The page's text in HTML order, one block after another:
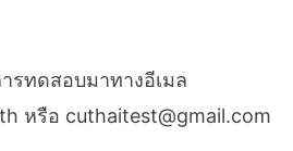
รทดสอบมาทางอีเมล
หรือ cuthaitest@gmail.com